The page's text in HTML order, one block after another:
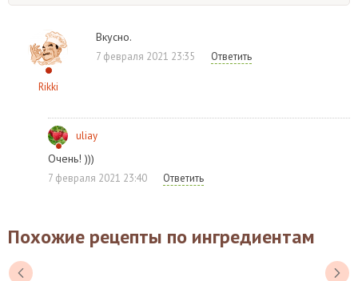
Rikki
Вкусно.
7 февраля 2021 23:35 Ответить
uliay
Очень! )))
7 февраля 2021 23:40 Ответить
Похожие рецепты по ингредиентам